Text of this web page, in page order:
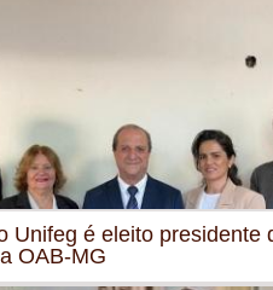
Unifeg é eleito presidente
OAB-MG